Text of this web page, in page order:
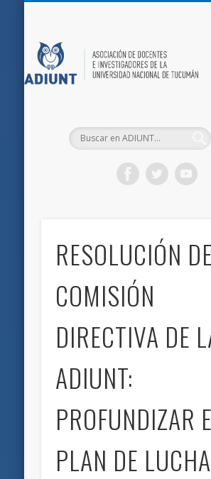
RESOLUCIÓN
COMISIÓN
DIRECTIVA DE
ADIUNT:
PROFUNDIZAR
PLAN DE